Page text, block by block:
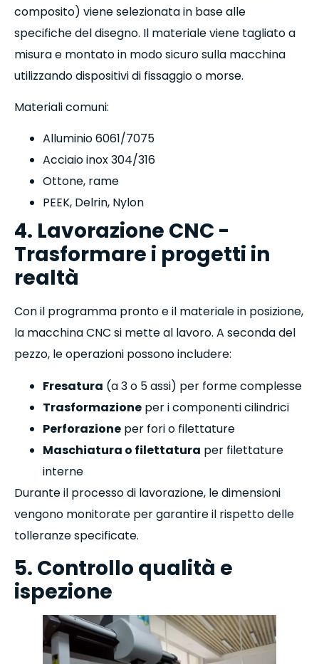
composito) viene selezionata in base alle
specifiche del disegno. Il materiale viene tagliato a
misura e montato in modo sicuro sulla macchina
utilizzando dispositivi di fissaggio o morse.
Materiali comuni:
Alluminio 6061/7075
Acciaio inox 304/316
Ottone, rame
PEEK, Delrin, Nylon
4. Lavorazione CNC -
Trasformare i progetti in
realtà
Con il programma pronto e il materiale in posizione,
la macchina CNC si mette al lavoro. A seconda del
pezzo, le operazioni possono includere:
Fresatura (a 3 o 5 assi) per forme complesse
Trasformazione per i componenti cilindrici
Perforazione per fori o filettature
Maschiatura o filettatura per filettature
interne
Durante il processo di lavorazione, le dimensioni
vengono monitorate per garantire il rispetto delle
tolleranze specificate.
5. Controllo qualità e
ispezione